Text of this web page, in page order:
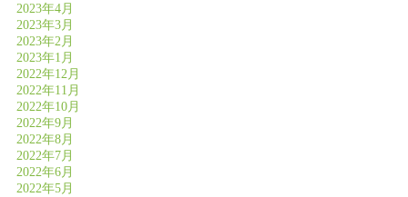
2023年4月
2023年3月
2023年2月
2023年1月
2022年12月
2022年11月
2022年10月
2022年9月
2022年8月
2022年7月
2022年6月
2022年5月